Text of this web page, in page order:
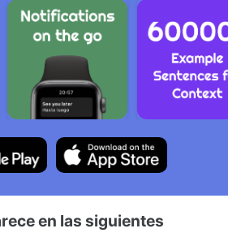
en las siguientes